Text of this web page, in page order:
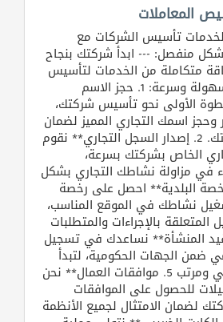
المعاملات
تأسيس الشركات مع
منفصل: --- ابدأ شركتك بنجاح
متكاملة من الخدمات لتأسيس
شركتك الجديدة بسهولة وسرعة: 1. حجز الاسم
الأولى نحو تأسيس شركتك،
اسمك التجاري المميز لضمان
هوية فريدة لشركتك. 2. إصدار السجل التجاري** نقوم
الخاص بشركتك بسرعة،
في مزاولة نشاطك التجاري بشكل
رخصة البلدية** احصل على رخصة
نشاطك في الموقع المناسب،
المتعلقة بالإجراءات والمتطلبات
إصدار قيد المنشأة** نساعدك في تسجيل
الجهات الحكومية، لتبدأ
العمل بشكل قانوني ومرتب 5. موافقات العمال** نحن
للحصول على الموافقات
لضمان الامتثال لجميع الأنظمة